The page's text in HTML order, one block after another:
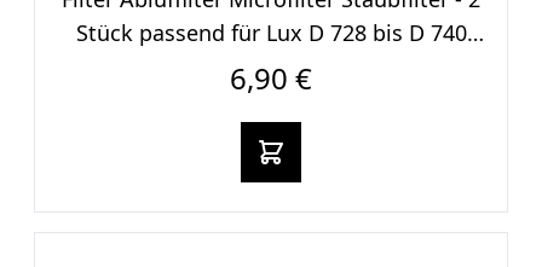
Stück passend für Lux D 728 bis D 740
Staubsauger
6,90 €
In den warenkorb